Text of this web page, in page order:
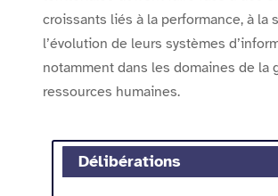
croissants liés à la performance, à la
l’évolution de leurs systèmes
notamment dans les domaines de la
ressources humaines.
Délibérations